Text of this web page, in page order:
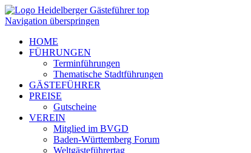
Navigation überspringen
HOME
FÜHRUNGEN
Terminführungen
Thematische Stadtführungen
GÄSTEFÜHRER
PREISE
Gutscheine
VEREIN
Mitglied im BVGD
Baden-Württemberg Forum
Weltgästeführertag